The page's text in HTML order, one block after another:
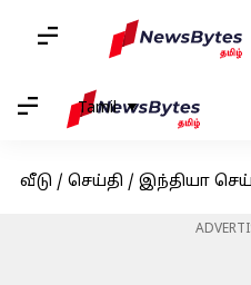
Tamil
வீடு / செய்தி / இந்தியா